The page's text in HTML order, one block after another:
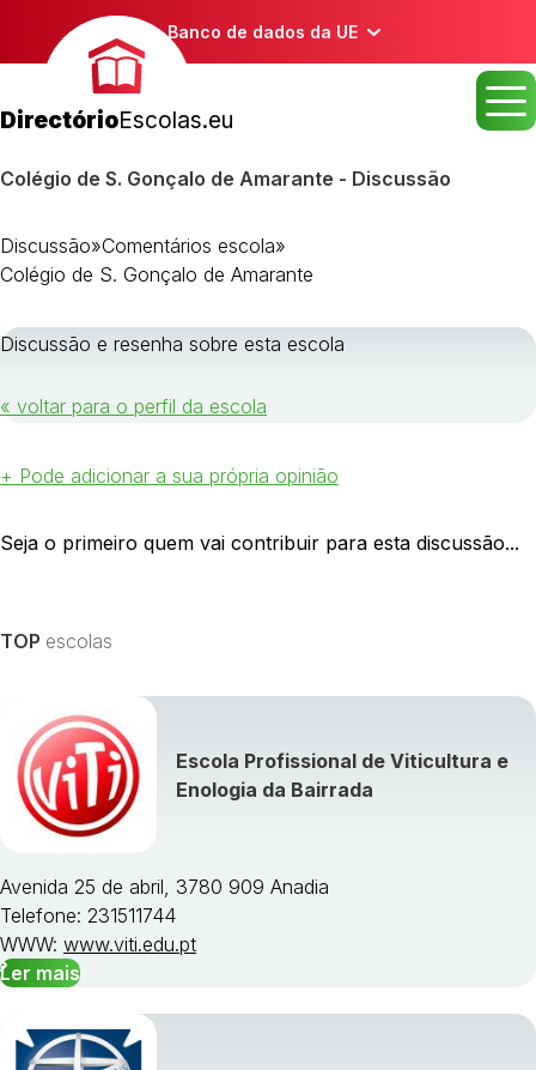
Banco de dados da UE
DirectórioEscolas.eu
Colégio de S. Gonçalo de Amarante - Discussão
Discussão»Comentários escola»
Colégio de S. Gonçalo de Amarante
Discussão e resenha sobre esta escola
« voltar para o perfil da escola
+ Pode adicionar a sua própria opinião
Seja o primeiro quem vai contribuir para esta discussão...
TOP escolas
Escola Profissional de Viticultura e
Enologia da Bairrada
Avenida 25 de abril, 3780 909 Anadia
Telefone: 231511744
WWW: www.viti.edu.pt
Ler mais